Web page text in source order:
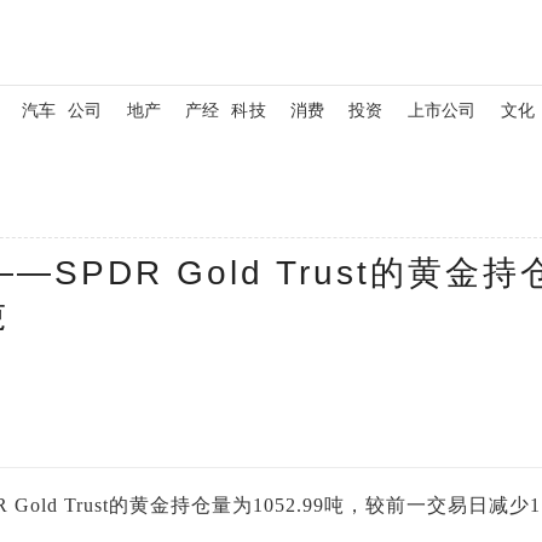
汽车 公司 地产 产经 科技 消费 投资 上市公司 文化
Gold Trust的黄金持
Trust的黄金持仓量为1052.99吨，较前一交易日减少